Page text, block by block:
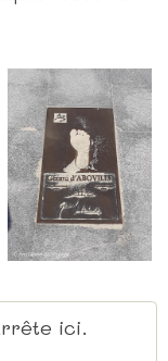
ici.